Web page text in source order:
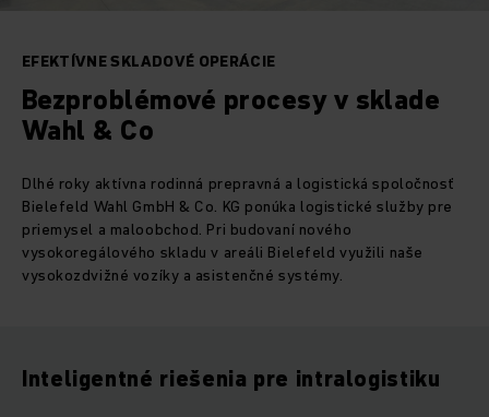
EFEKTÍVNE SKLADOVÉ OPERÁCIE
Bezproblémové procesy v sklade
Wahl & Co
Dlhé roky aktívna rodinná prepravná a logistická spoločnosť
Bielefeld Wahl GmbH & Co. KG ponúka logistické služby pre
priemysel a maloobchod. Pri budovaní nového
vysokoregálového skladu v areáli Bielefeld využili naše
vysokozdvižné vozíky a asistenčné systémy.
Inteligentné riešenia pre intralogistiku